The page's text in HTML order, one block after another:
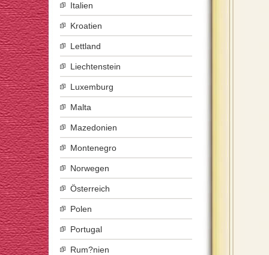
Italien
Kroatien
Lettland
Liechtenstein
Luxemburg
Malta
Mazedonien
Montenegro
Norwegen
Österreich
Polen
Portugal
Rum?nien